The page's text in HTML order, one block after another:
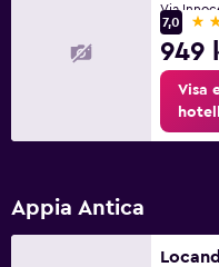
Via
7,0
5
949
Visa
hotell
Appia Antica